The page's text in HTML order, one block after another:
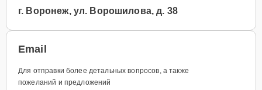
г. Воронеж, ул. Ворошилова, д. 38
Email
Для отправки более детальных вопросов, а также
пожеланий и предложений